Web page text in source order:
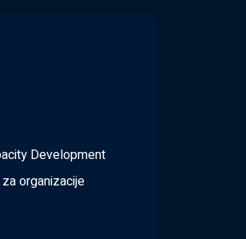
Development
organizacije